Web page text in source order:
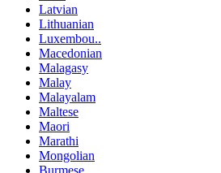
Latvian
Lithuanian
Luxembou..
Macedonian
Malagasy
Malay
Malayalam
Maltese
Maori
Marathi
Mongolian